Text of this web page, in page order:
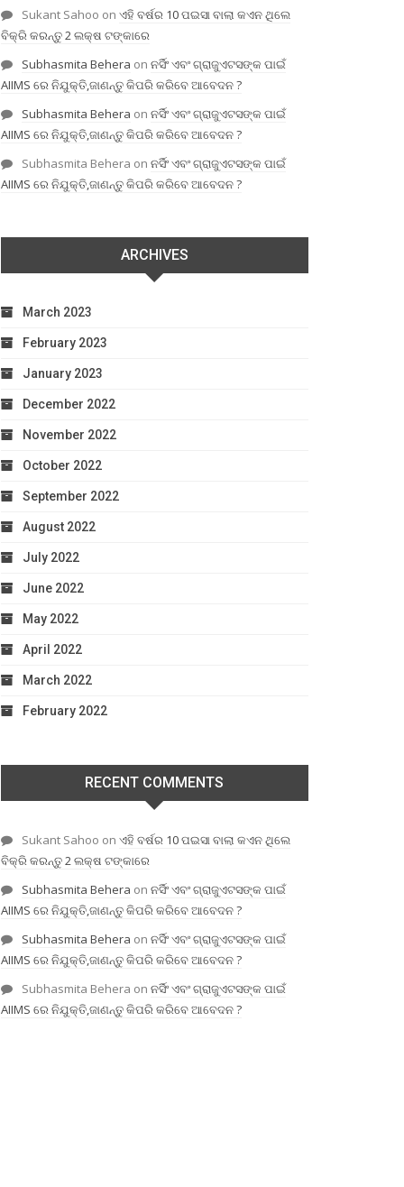
Sukant Sahoo on ଏହି ବର୍ଷର 10 ପଇସା ବାଲା କଏନ ଥିଲେ
ବିକ୍ରି କରନ୍ତୁ 2 ଲକ୍ଷ ଟଙ୍କାରେ
Subhasmita Behera on ନର୍ସିଂ ଏବଂ ଗ୍ରାଜୁଏଟସଙ୍କ ପାଇଁ
AIIMS ରେ ନିଯୁକ୍ତି,ଜାଣନ୍ତୁ କିପରି କରିବେ ଆବେଦନ ?
Subhasmita Behera on ନର୍ସିଂ ଏବଂ ଗ୍ରାଜୁଏଟସଙ୍କ ପାଇଁ
AIIMS ରେ ନିଯୁକ୍ତି,ଜାଣନ୍ତୁ କିପରି କରିବେ ଆବେଦନ ?
Subhasmita Behera on ନର୍ସିଂ ଏବଂ ଗ୍ରାଜୁଏଟସଙ୍କ ପାଇଁ
AIIMS ରେ ନିଯୁକ୍ତି,ଜାଣନ୍ତୁ କିପରି କରିବେ ଆବେଦନ ?
ARCHIVES
March 2023
February 2023
January 2023
December 2022
November 2022
October 2022
September 2022
August 2022
July 2022
June 2022
May 2022
April 2022
March 2022
February 2022
RECENT COMMENTS
Sukant Sahoo on ଏହି ବର୍ଷର 10 ପଇସା ବାଲା କଏନ ଥିଲେ
ବିକ୍ରି କରନ୍ତୁ 2 ଲକ୍ଷ ଟଙ୍କାରେ
Subhasmita Behera on ନର୍ସିଂ ଏବଂ ଗ୍ରାଜୁଏଟସଙ୍କ ପାଇଁ
AIIMS ରେ ନିଯୁକ୍ତି,ଜାଣନ୍ତୁ କିପରି କରିବେ ଆବେଦନ ?
Subhasmita Behera on ନର୍ସିଂ ଏବଂ ଗ୍ରାଜୁଏଟସଙ୍କ ପାଇଁ
AIIMS ରେ ନିଯୁକ୍ତି,ଜାଣନ୍ତୁ କିପରି କରିବେ ଆବେଦନ ?
Subhasmita Behera on ନର୍ସିଂ ଏବଂ ଗ୍ରାଜୁଏଟସଙ୍କ ପାଇଁ
AIIMS ରେ ନିଯୁକ୍ତି,ଜାଣନ୍ତୁ କିପରି କରିବେ ଆବେଦନ ?